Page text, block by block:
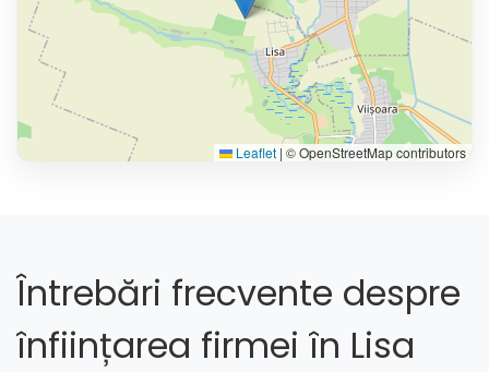
Leaflet | © OpenStreetMap contributors
Întrebări frecvente despre
înființarea firmei în Lisa